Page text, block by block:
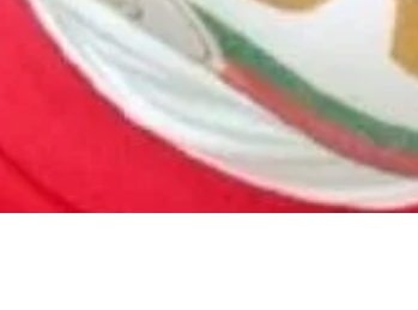
Full member
Etiam est
Praesent